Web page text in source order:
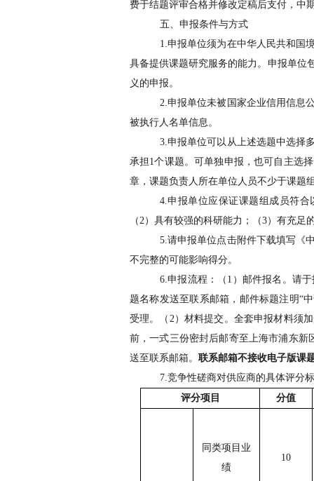
费于结题评审合格并修改定稿后支付，中
五、申报条件与方式
1.申报单位须为在中华人民共和国
具备提供课题研究服务的能力。申报单位
义的申报。
2.申报单位未被国家企业信用信息
被执行人名单信息。
3.申报单位可以从上述选题中选择
承担 1个课题。可单独申报，也可自主选
章，课题负责人所在单位人员不少于课题
4.申报单位应保证课题组成员符
（2）具有较强的科研能力；（3）有充足
5.请申报单位点击附件下载填写《
不完整的可能影响得分。
6.申报流程：（ 1 ）邮件报名。 请
题名称发送至联系邮箱，邮件标题注明“
受理。（ 2）材料提交。全套申报材料须
前，一式三份密封后邮寄至上海市浦东新
送至联系邮箱。 联系邮箱不接收电子版课
7.竞争性磋商对供应商的具体评分
评分项目
分值
同类项目业
绩
10